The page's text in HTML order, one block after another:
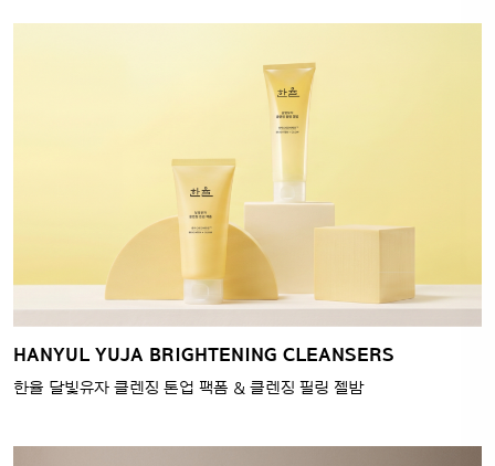
HANYUL YUJA BRIGHTENING CLEANSERS
한율 달빛유자 클렌징 톤업 팩폼 & 클렌징 필링 젤밤